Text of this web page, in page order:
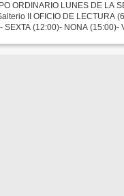
ORDINARIO LUNES DE LA
II OFICIO DE LECTURA
SEXTA (12:00)- NONA (15:00)-